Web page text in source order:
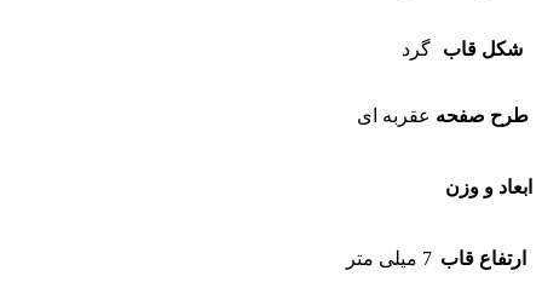
شکل قاب گرد
طرح صفحه عقربه ای
ابعاد و وزن
ارتفاع قاب 7 میلی متر